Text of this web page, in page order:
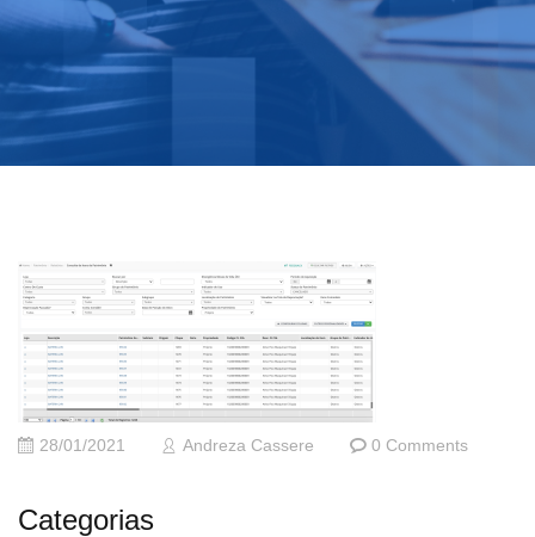
28/01/2021 Andreza Cassere 0 Comments
Categorias